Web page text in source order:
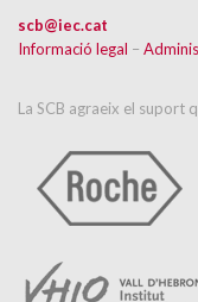
scb@iec.cat
Informació legal –
La SCB agraeix el suport